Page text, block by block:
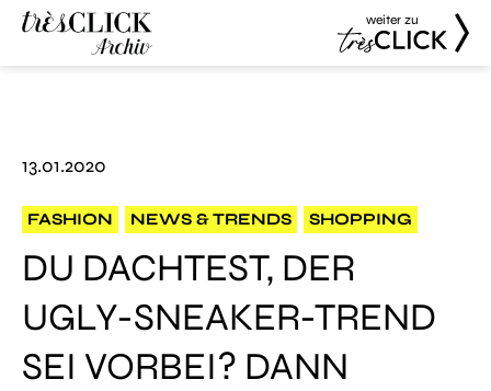
weiter zu
13.01.2020
FASHION NEWS & TRENDS SHOPPING
DU DACHTEST, DER
UGLY-SNEAKER-TREND
SEI VORBEI? DANN